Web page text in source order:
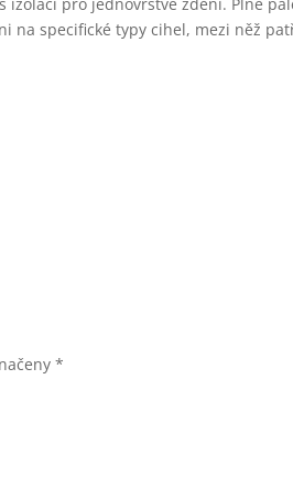
na specifické typy cihel, mezi něž
*